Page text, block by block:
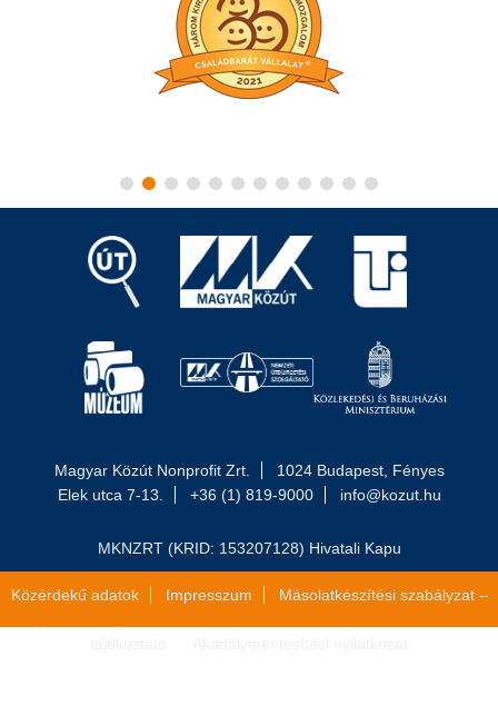
Magyar Közút Nonprofit Zrt.
1024 Budapest, Fényes
Elek utca 7-13.
+36 (1) 819-9000 info@kozut.hu
MKNZRT (KRID: 153207128) Hivatali Kapu
Közérdekű adatok Impresszum
Másolatkészítési szabályzat –